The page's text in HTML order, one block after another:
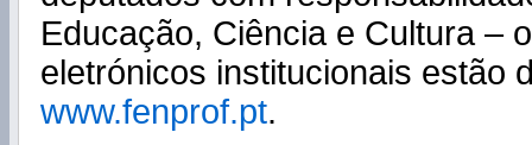
Educação, Ciência e Cultura –
eletrónicos institucionais estão
www.fenprof.pt.